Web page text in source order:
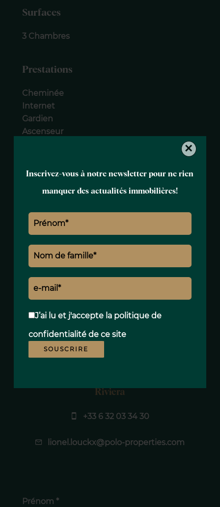
Inscrivez-vous à notre newsletter pour ne rien
manquer des actualités immobilières!
J’ai lu et j'accepte la politique de
confidentialitéde ce site
SOUSCRIRE
×
Surfaces
3 Chambres
Prestations
Cheminée
Internet
Gardien
Ascenseur
Honoraires à la charge du vendeur
Charges de copropriété
8400 € / an
Riviera
+33 6 32 03 34 30
lionel.louckx@polo-properties.com
Prénom *